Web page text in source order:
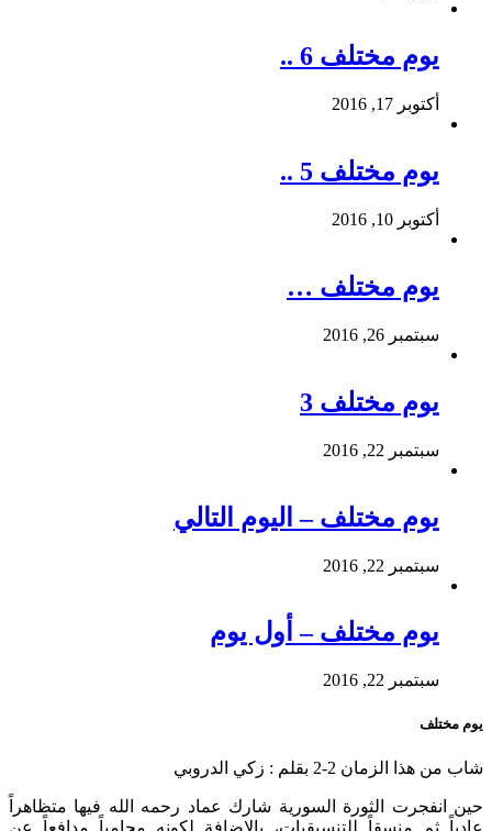
يوم مختلف 6 ..
أكتوبر 17, 2016
يوم مختلف 5 ..
أكتوبر 10, 2016
يوم مختلف …
سبتمبر 26, 2016
يوم مختلف 3
سبتمبر 22, 2016
يوم مختلف – اليوم التالي
سبتمبر 22, 2016
يوم مختلف – أول يوم
سبتمبر 22, 2016
يوم مختلف
شاب من هذا الزمان 2-2 بقلم : زكي الدروبي
حين انفجرت الثورة السورية شارك عماد رحمه الله فيها متظاهراً
عادياً ثم منسقاً للتنسيقيات، بالإضافة لكونه محامياً مدافعاً عن